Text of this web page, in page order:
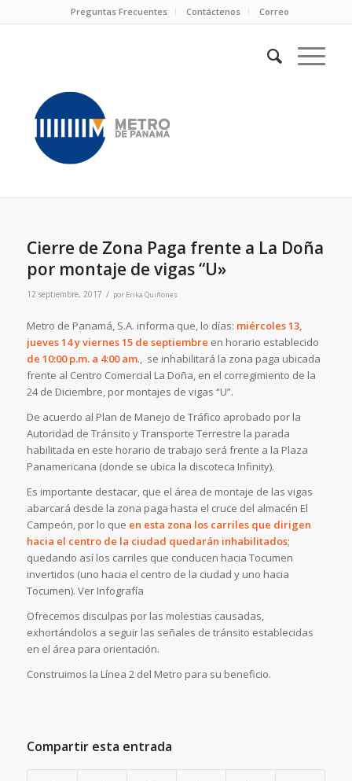
Preguntas Frecuentes Contáctenos Correo
Cierre de Zona Paga frente a La Doña
por montaje de vigas “U»
12 septiembre, 2017 / por Erika Quiñones
Metro de Panamá, S.A. informa que, lo días: miércoles 13,
jueves 14 y viernes 15 de septiembre en horario establecido
de 10:00 p.m. a 4:00 am., se inhabilitará la zona paga ubicada
frente al Centro Comercial La Doña, en el corregimiento de la
24 de Diciembre, por montajes de vigas “U”.
De acuerdo al Plan de Manejo de Tráfico aprobado por la
Autoridad de Tránsito y Transporte Terrestre la parada
habilitada en este horario de trabajo será frente a la Plaza
Panamericana (donde se ubica la discoteca Infinity).
Es importante destacar, que el área de montaje de las vigas
abarcará desde la zona paga hasta el cruce del almacén El
Campeón, por lo que en esta zona los carriles que dirigen
hacia el centro de la ciudad quedarán inhabilitados;
quedando así los carriles que conducen hacia Tocumen
invertidos (uno hacia el centro de la ciudad y uno hacia
Tocumen). Ver Infografía
Ofrecemos disculpas por las molestias causadas,
exhortándolos a seguir las señales de tránsito establecidas
en el área para orientación.
Construimos la Línea 2 del Metro para su beneficio.
Compartir esta entrada